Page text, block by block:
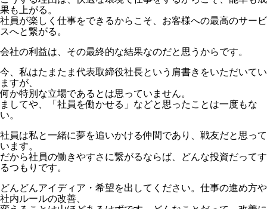
果も上がる。
社員が楽しく仕事をできるからこそ、お客様への最高のサービ
スへと繋がる。
会社の利益は、その最終的な結果なのだと思うからです。
今、私はたまたま代表取締役社長という肩書きをいただいてい
ますが、
何か特別な立場であるとは思っていません。
ましてや、「社員を働かせる」などと思ったことは一度もな
い。
社員は私と一緒に夢を追いかける仲間であり、戦友だと思って
います。
だから社員の働きやすさに繋がるならば、どんな投資だってす
るつもりです。
どんどんアイディア・希望を出してください。仕事の進め方や
社内ルールの改善、